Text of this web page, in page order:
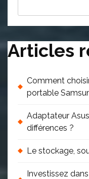
Articles
Comment
portable
Adaptateur
différences ?
Le stockage,
Investissez